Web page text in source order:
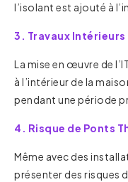
l’isolant est ajouté à
3. Travaux
La mise en œuvre de
à l’intérieur de la
pendant une période
4. Risque de Ponts
Même avec des
présenter des risques